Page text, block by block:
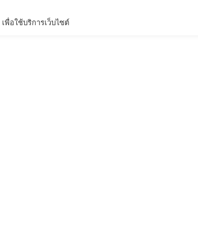
เพื่อใช้บริการเว็บไซต์